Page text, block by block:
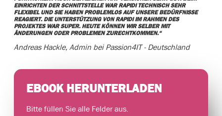
EINRICHTEN DER SCHNITTSTELLE WAR RAPIDITECHNISCH SEHR
FLEXIBEL UND SIE HABEN PROBLEMLOS AUF UNSERE BEDÜRFNISSE
REAGIERT. DIE UNTERSTÜTZUNG VON RAPIDI IM RAHMEN DES
PROJEKTES WAR SUPER.HEUTE KÖNNEN WIR SELBER MIT
ÄNDERUNGEN ODER PROBLEMEN ZURECHTKOMMEN.“
Andreas Hackle, Admin bei Passion4IT - Deutschland
EBOOK HERUNTERLADEN
Bitte füllen Sie alle Felder aus.